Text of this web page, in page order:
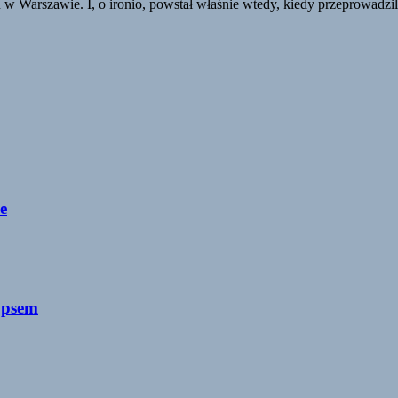
w Warszawie. I, o ironio, powstał właśnie wtedy, kiedy